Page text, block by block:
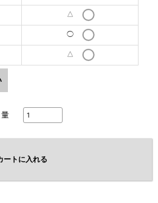
△
◯
△
ートに入れる